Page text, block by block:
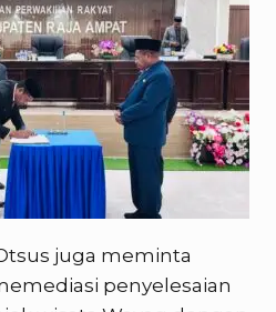
juga meminta
penyelesaian